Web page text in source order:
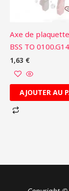
Axe de
BSS TO 0100.G14
1,63 €
AJOUTER AU